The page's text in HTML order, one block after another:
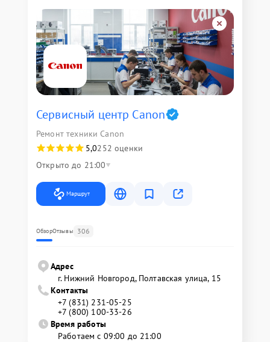
Сервисный центр Canon
Ремонт техники Canon
5,0252 оценки
Открыто до 21:00
Маршрут
ОбзорОтзывы 306
Адрес
г. Нижний Новгород, Полтавская улица, 15
Контакты
+7 (831) 231-05-25
+7 (800) 100-33-26
Время работы
Работаем с 09:00 до 21:00